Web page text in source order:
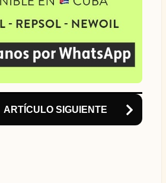
ARTÍCULO SIGUIENTE